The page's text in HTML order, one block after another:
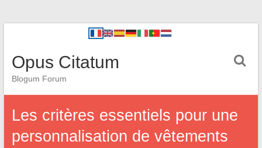
Opus Citatum
Blogum Forum
Les critères essentiels pour une
personnalisation de vêtements